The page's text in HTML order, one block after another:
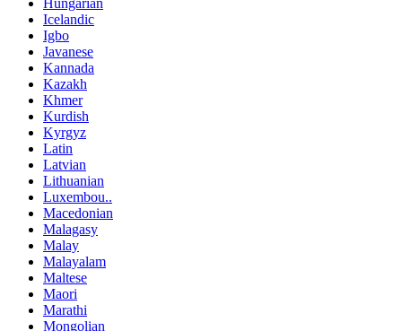
Hungarian
Icelandic
Igbo
Javanese
Kannada
Kazakh
Khmer
Kurdish
Kyrgyz
Latin
Latvian
Lithuanian
Luxembou..
Macedonian
Malagasy
Malay
Malayalam
Maltese
Maori
Marathi
Mongolian